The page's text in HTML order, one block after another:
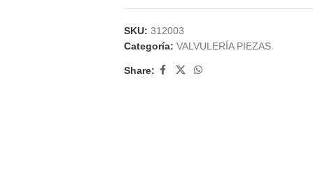
SKU: 312003
Categoría: VALVULERÍA PIEZAS
Share: